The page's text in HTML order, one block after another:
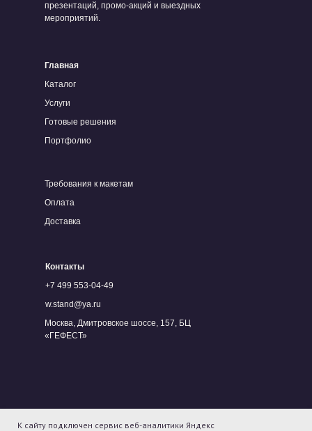
К сайту подключен сервис веб-аналитики Яндекс
презентаций, промо-акций и выездных
мероприятий.
Требования к макетам
Оплата
Доставка
Главная
Каталог
Услуги
Готовые решения
Портфолио
Контакты
+7 499 553-04-49
w.stand@ya.ru
Москва, Дмитровское шоссе, 157, БЦ
«ГЕФЕСТ»